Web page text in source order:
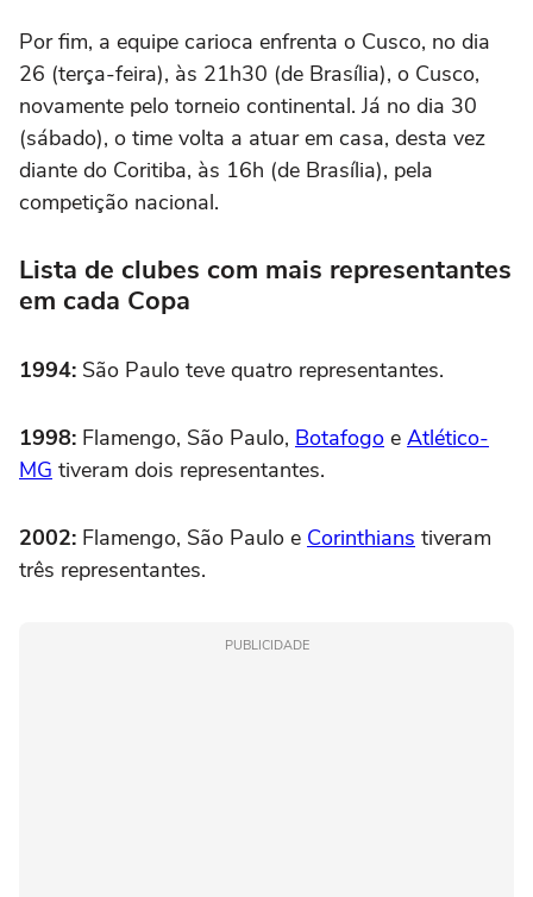
Por fim, a equipe carioca enfrenta o Cusco, no dia
26 (terça-feira), às 21h30 (de Brasília), o Cusco,
novamente pelo torneio continental. Já no dia 30
(sábado), o time volta a atuar em casa, desta vez
diante do Coritiba, às 16h (de Brasília), pela
competição nacional.
Lista de clubes com mais representantes
em cada Copa
1994: São Paulo teve quatro representantes.
1998: Flamengo, São Paulo, Botafogo e Atlético-
MG tiveram dois representantes.
2002: Flamengo, São Paulo e Corinthians tiveram
três representantes.
PUBLICIDADE